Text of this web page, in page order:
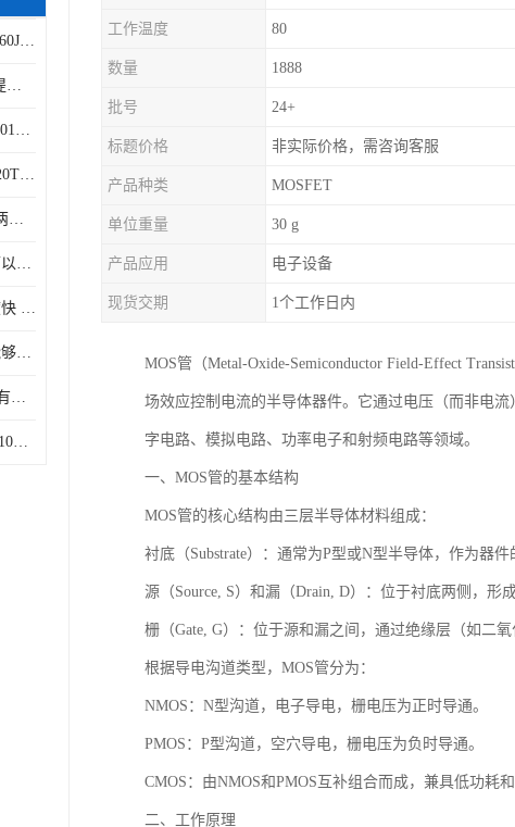
IXYS二极管 APT2X30DC60J 结构简单
可控硅 IXFN48N50 可以提供稳定的电压输出
快恢复二极管 DSS2X101-015A 具有较高的可靠性
肖特基二极管 IXFN230N20T 可以提供稳定的电压输出
肖特基 APT2X61D60J 由两个半导体材料组成
可控硅 APT2X31D120J 可以提供稳定的电压输出
可控硅调压模块 响应速度快 可控性强
可控硅模块实物接线图 能够减少能量损耗 响应速度快
肖特基 MMO90-16IO6 没有机械移动部件
MOS管二极管 IXTN320N10T 由两个半导体材料组成
工作温度 80
数量 1888
批号 24+
标题价格 非实际价格，需咨询客服
产品种类 MOSFET
单位重量 30 g
产品应用 电子设备
现货交期 1个工作日内
MOS管（Metal-Oxide-Semiconductor Field-Effect
场效应控制电流的半导体器件。它通过电压（而非电
字电路、模拟电路、功率电子和射频电路等领域。
一、MOS管的基本结构
MOS管的核心结构由三层半导体材料组成：
衬底（Substrate）：通常为P型或N型半导体，作为器件
源（Source, S）和漏（Drain, D）：位于衬底两侧，形
栅（Gate, G）：位于源和漏之间，通过绝缘层（如二氧
根据导电沟道类型，MOS管分为：
NMOS：N型沟道，电子导电，栅电压为正时导通。
PMOS：P型沟道，空穴导电，栅电压为负时导通。
CMOS：由NMOS和PMOS互补组合而成，兼具低功耗
二、工作原理